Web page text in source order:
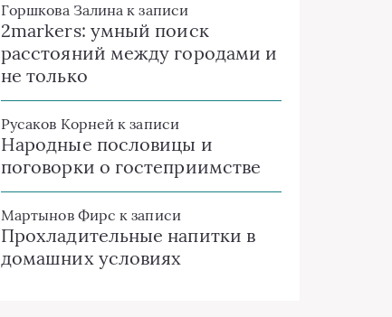
Горшкова Залина к записи
2markers: умный поиск
расстояний между городами и
не только
Русаков Корней к записи
Народные пословицы и
поговорки о гостеприимстве
Мартынов Фирс к записи
Прохладительные напитки в
домашних условиях